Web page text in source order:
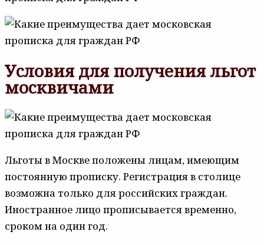
Условия для получения льгот
москвичами
Льготы в Москве положены лицам, имеющим
постоянную прописку. Регистрация в столице
возможна только для российских граждан.
Иностранное лицо прописывается временно,
сроком на один год.